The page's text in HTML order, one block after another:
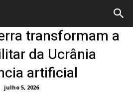
transformam a
da Ucrânia
artificial
julho 5, 2026